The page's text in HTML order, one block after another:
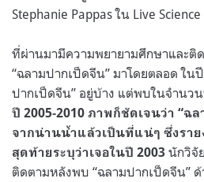
Stephanie Pappas ใน Live Science
ที่ผ่านมามีความพยายามศึกษาและติ
“ฉลามปากเป็ดจีน” มาโดยตลอด ใน
ปากเป็ดจีน” อยู่บ้าง แต่พบในจำนว
ปี 2005-2010 ภาพก็ชัดเจนว่า “ฉ
จากน่านน้ำแล้วเป็นที่แน่ๆ ซึ่งรา
สุดท้ายระบุว่าเจอในปี 2003 นักวิจั
ติดตามหลังพบ “ฉลามปากเป็ดจีน”